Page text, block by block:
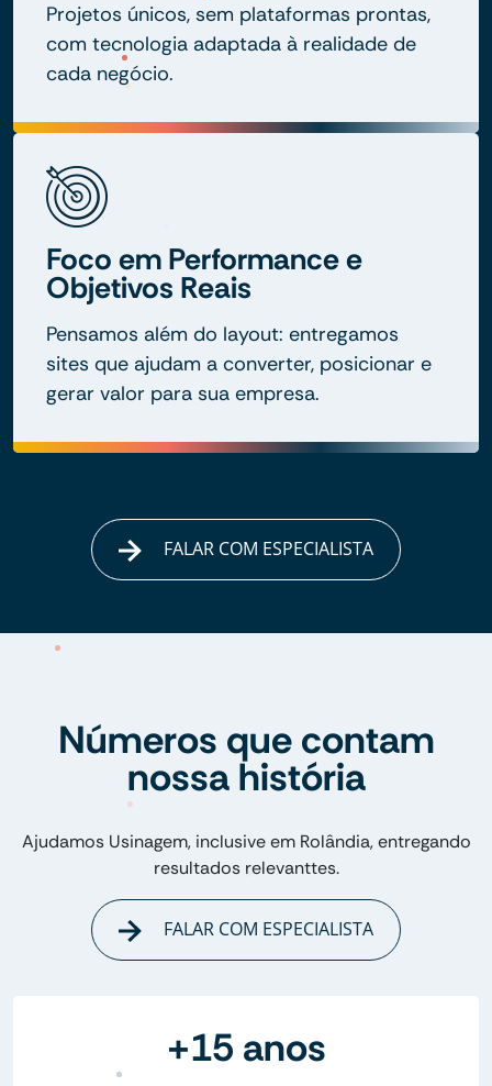
Projetos únicos, sem plataformas prontas,
com tecnologia adaptada à realidade de
cada negócio.
Foco em Performance e
Objetivos Reais
Pensamos além do layout: entregamos
sites que ajudam a converter, posicionar e
gerar valor para sua empresa.
FALAR COM ESPECIALISTA
Números que contam
nossa história
Ajudamos Usinagem, inclusive em Rolândia, entregando
resultados relevanttes.
FALAR COM ESPECIALISTA
+15 anos